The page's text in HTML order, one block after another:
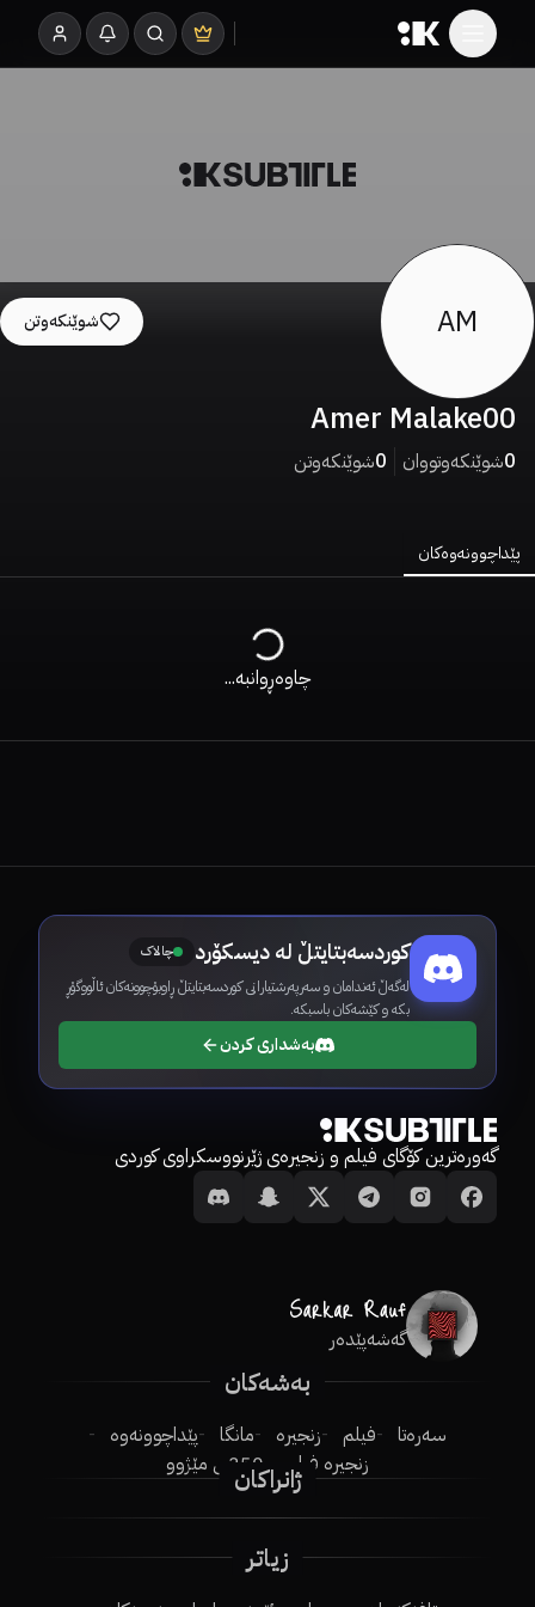
AM
Amer Malake00
0شوێنکەوتووان 0شوێنکەوتن
شوێنکەوتن
پێداچوونەوەکان
چاوەڕوانبە...
کوردسەبتایتڵ لە دیسکۆرد چالاک
لەگەڵ ئەندامان و سەرپەرشتیارانی کوردسەبتایتڵ ڕاوبۆچوونەکان ئاڵووگۆڕ
بکە و کێشەکان باسبکە.
بەشداری کردن
گەورەترین کۆگای فیلم و زنجیرەی ژێرنووسکراوی کوردی
گەشەپێدەر
بەشەکان
سەرەتا فیلم زنجیرە مانگا
پێداچوونەوە
زنجیرە فیلم
250ـی مێژوو
ژانراکان
زیاتر